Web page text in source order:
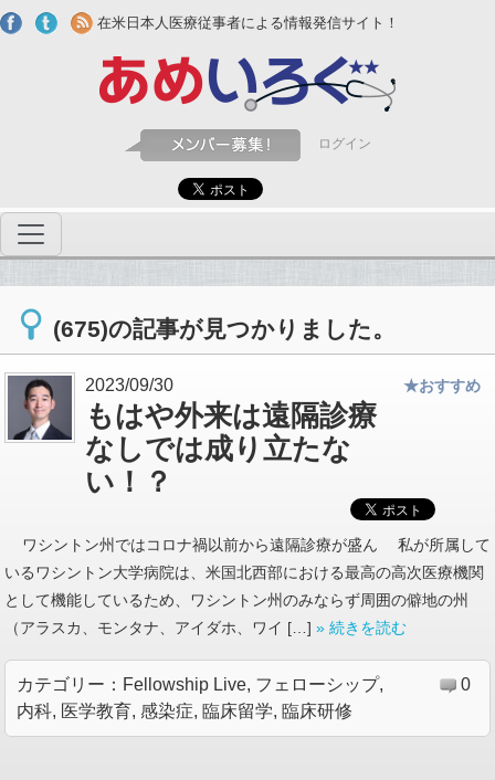
Skip to main content
在米日本人医療従事者による情報発信サイト！
ログイン
(675)の記事が見つかりました。
2023/09/30
もはや外来は遠隔診療
なしでは成り立たな
い！？
★おすすめ
ワシントン州ではコロナ禍以前から遠隔診療が盛ん 私が所属して
いるワシントン大学病院は、米国北西部における最高の高次医療機関
として機能しているため、ワシントン州のみならず周囲の僻地の州
（アラスカ、モンタナ、アイダホ、ワイ […] » 続きを読む
カテゴリー： Fellowship Live, フェローシップ,
内科, 医学教育, 感染症, 臨床留学, 臨床研修
0